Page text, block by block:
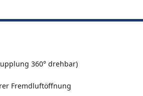
360° drehbar)
Fremdluftöffnung